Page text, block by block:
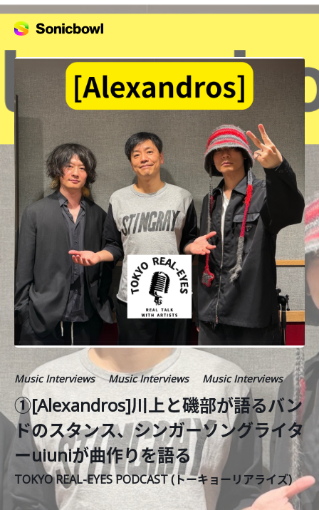
Music Interviews Music Interviews Music Interviews
①[Alexandros]川上と磯部が語るバン
ドのスタンス、シンガーソングライタ
ーuiuniが曲作りを語る
TOKYO REAL-EYES PODCAST (トーキョーリアライズ)